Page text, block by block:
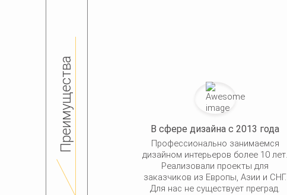
Преимущества В сфере дизайна с 2013 года
Профессионально занимаемся
дизайном интерьеров более 10 лет.
Реализовали проекты для
заказчиков из Европы, Азии и СНГ.
Для нас не существует преград.